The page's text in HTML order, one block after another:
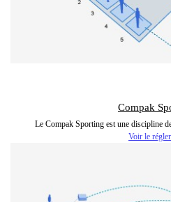
Compak
Le Compak Sporting est une discipline
Voir le